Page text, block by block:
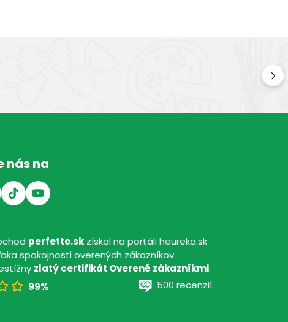
nás na
perfetto.skzískal na portáli heureka.sk
spokojnosti overených zákazníkov
zlatý certifikát Overené zákazníkmi.
99%
500 recenzií